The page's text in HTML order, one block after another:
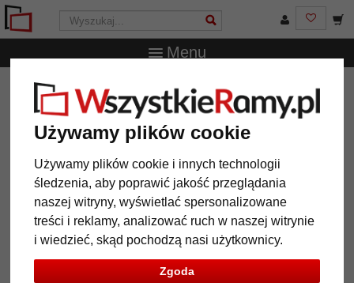
Używamy plików cookie
Używamy plików cookie i innych technologii
śledzenia, aby poprawić jakość przeglądania
naszej witryny, wyświetlać spersonalizowane
treści i reklamy, analizować ruch w naszej witrynie
i wiedzieć, skąd pochodzą nasi użytkownicy.
Zgoda
Menu
WszystkieRamy.pl Deknudt
Rama do obrazu
vintage z barokowym ornamentem
Rama do obrazu vintage
z barokowym ornamentem